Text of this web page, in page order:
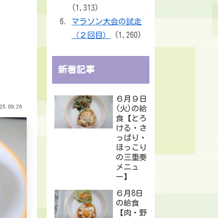
(1,313)
マラソン大会の試走
（２回目）
(1,260)
新着記事
６月９日
(火)の給
食【とろ
ける・さ
っぱり・
ほっこり
の三重奏
メニュ
ー】
６月8日
の給食
【肉・野